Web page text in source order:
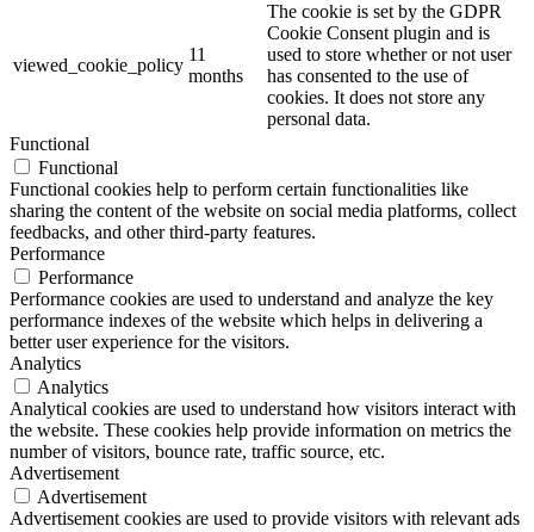
viewed_cookie_policy
11
months
The cookie is set by the GDPR
Cookie Consent plugin and is
used to store whether or not user
has consented to the use of
cookies. It does not store any
personal data.
Functional
Functional
Functional cookies help to perform certain functionalities like
sharing the content of the website on social media platforms, collect
feedbacks, and other third-party features.
Performance
Performance
Performance cookies are used to understand and analyze the key
performance indexes of the website which helps in delivering a
better user experience for the visitors.
Analytics
Analytics
Analytical cookies are used to understand how visitors interact with
the website. These cookies help provide information on metrics the
number of visitors, bounce rate, traffic source, etc.
Advertisement
Advertisement
Advertisement cookies are used to provide visitors with relevant ads